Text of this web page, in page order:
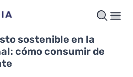
sostenible en la
cómo consumir de